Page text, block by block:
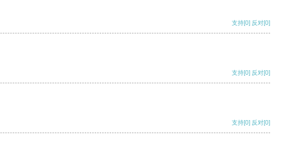
支持[0] 反对[0]
支持[0] 反对[0]
支持[0] 反对[0]